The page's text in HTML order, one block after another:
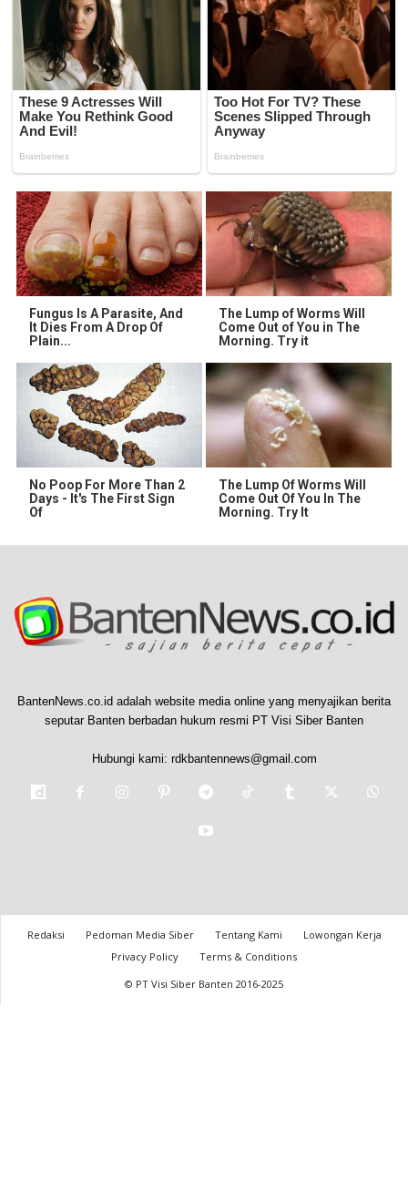
Fungus Is A Parasite, And
It Dies From A Drop Of
Plain...
The Lump of Worms Will
Come Out of You in The
Morning. Try it
No Poop For More Than 2
Days - It's The First Sign
Of
The Lump Of Worms Will
Come Out Of You In The
Morning. Try It
BantenNews.co.id adalah website media online yang menyajikan berita
seputar Banten berbadan hukum resmi PT Visi Siber Banten
Hubungi kami: rdkbantennews@gmail.com
Redaksi Pedoman Media Siber Tentang Kami
Lowongan Kerja
Privacy Policy
Terms & Conditions
© PT Visi Siber Banten 2016-2025